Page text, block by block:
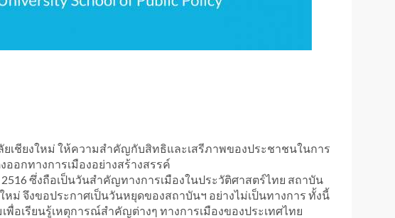
เชียงใหม่ ให้ความสำคัญกับสิทธิและเสรีภาพของประชาชนในการ
ออกทางการเมืองอย่างสร้างสรรค์
ซึ่งถือเป็นวันสำคัญทางการเมืองในประวัติศาสตร์ไทย สถาบัน
ม่ จึงขอประกาศเป็นวันหยุดของสถาบันฯ อย่างไม่เป็นทางการ ทั้งนี้
พื่อเรียนรู้เหตุการณ์สำคัญต่างๆ ทางการเมืองของประเทศไทย